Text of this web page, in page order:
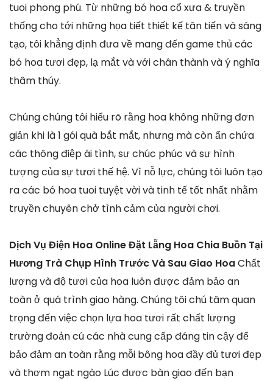
tuoi phong phú. Từ những bó hoa cổ xưa & truyền
thống cho tới những họa tiết thiết kế tân tiến và sáng
tạo, tôi khẳng định đưa về mang đến game thủ các
bó hoa tươi đẹp, lạ mắt và với chân thành và ý nghĩa
thâm thúy.
Chúng chúng tôi hiểu rõ rằng hoa không những đơn
giản khi là 1 gói quà bắt mắt, nhưng mà còn ẩn chứa
các thông điệp ái tình, sự chúc phúc và sự hình
tượng của sự tươi thế hệ. Vì nỗ lực, chúng tôi luôn tạo
ra các bó hoa tuoi tuyệt vời và tinh tế tốt nhất nhằm
truyền chuyên chở tình cảm của người chơi.
Dịch Vụ Điện Hoa Online Đặt Lẵng Hoa Chia Buồn Tại
Hương Trà Chụp Hình Trước Và Sau Giao HoaChất
lượng và độ tươi của hoa luôn được đảm bảo an
toàn ở quá trình giao hàng. Chúng tôi chú tâm quan
trọng đến việc chọn lựa hoa tươi rất chất lượng
trường đoản cú các nhà cung cấp đáng tin cậy để
bảo đảm an toàn rằng mỗi bông hoa đầy đủ tươi đẹp
và thơm ngạt ngào Lúc được bàn giao đến bạn